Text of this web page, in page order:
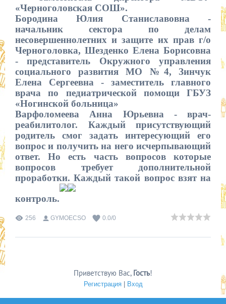
«Черноголовская СОШ».
Бородина Юлия Станиславовна -
начальник сектора по делам
несовершеннолетних и защите их прав г/о
Черноголовка, Шезденко Елена Борисовна
- представитель Окружного управления
социального развития МО №4, Зинчук
Елена Сергеевна - заместитель главного
врача по педиатрической помощи ГБУЗ
«Ногинской больница»
Варфоломеева Анна Юрьевна - врач-
реабилитолог. Каждый присутствующий
родитель смог задать интересующий его
вопрос и получить на него исчерпывающий
ответ. Но есть часть вопросов которые
вопросов требует дополнительной
проработки. Каждый такой вопрос взят на
контроль.
256 GYMOECSO 0.0/0
Приветствую Вас, Гость!
Регистрация| Вход